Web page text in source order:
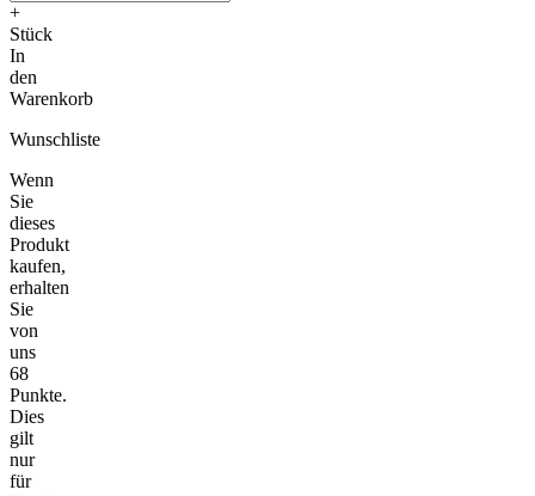
+
Stück
In
den
Warenkorb
Wunschliste
Wenn
Sie
dieses
Produkt
kaufen,
erhalten
Sie
von
uns
68
Punkte.
Dies
gilt
nur
für